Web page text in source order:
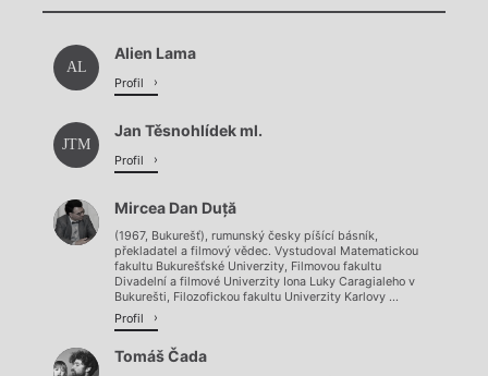
Chviličku.
AL
Alien Lama
Profil
JTM
Jan Těsnohlídek ml.
Profil
Mircea Dan Duță
(1967, Bukurešť), rumunský česky píšící básník,
překladatel a filmový vědec. Vystudoval Matematickou
fakultu Bukurešťské Univerzity, Filmovou fakultu
Divadelní a filmové Univerzity Iona Luky Caragialeho v
Bukurešti, Filozofickou fakultu Univerzity Karlovy ...
Profil
Tomáš Čada